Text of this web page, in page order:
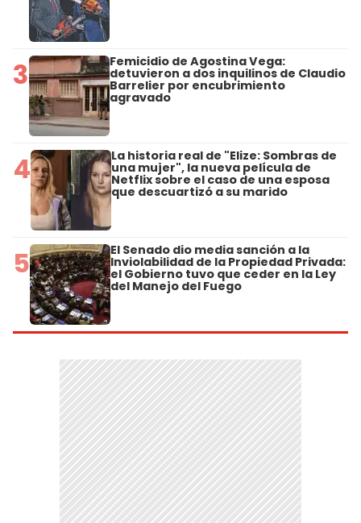
3 Femicidio de Agostina Vega:
detuvieron a dos inquilinos de Claudio
Barrelier por encubrimiento
agravado
4 La historia real de "Elize: Sombras de
una mujer", la nueva película de
Netflix sobre el caso de una esposa
que descuartizó a su marido
5 El Senado dio media sanción a la
Inviolabilidad de la Propiedad Privada:
el Gobierno tuvo que ceder en la Ley
del Manejo del Fuego